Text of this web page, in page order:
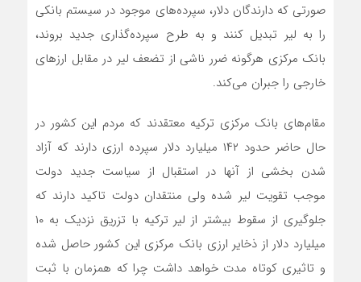
صورتی که دارندگان دلار، سپرده‌های موجود در سیستم بانکی
را به لیر تبدیل کنند و به طرح سپرده‌گذاری جدید بروند،
بانک مرکزی هرگونه ضرر ناشی از تضعف لیر در مقابل ارزهای
خارجی را جبران می‌کند.
مقام‌های بانک مرکزی ترکیه معتقدند که مردم این کشور در
حال حاضر حدود ۱۴۲ میلیارد دلار سپرده ارزی دارند که آزاد
شدن بخشی از آنها در استقبال از سیاست جدید دولت
موجب تقویت لیر شده ولی منتقدان دولت تاکید دارند که
جلوگیری از سقوط بیشتر از لیر ترکیه با تزریق نزدیک به ۱۰
میلیارد دلار از ذخایر ارزی بانک مرکزی این کشور حاصل شده
و تاثیری کوتاه مدت خواهد داشت چرا که همزمان با ثبت